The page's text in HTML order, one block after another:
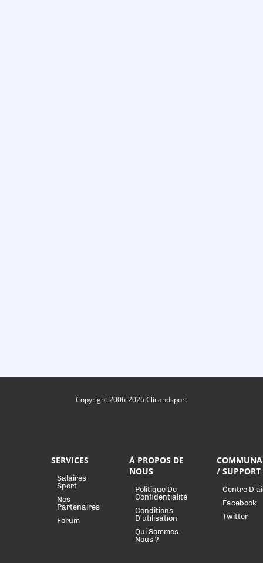
Copyright 2006-2026 Clicandsport
SERVICES
Salaires
Sport
Nos
Partenaires
Forum
À PROPOS DE
NOUS
Politique De
Confidentialité
Conditions
D'utilisation
Qui Sommes-
Nous ?
/ SUPPORT
Centre
Facebook
Twitter